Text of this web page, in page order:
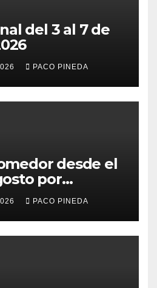
del 3 al 7 de
PACO PINEDA
desde el
por
PACO PINEDA